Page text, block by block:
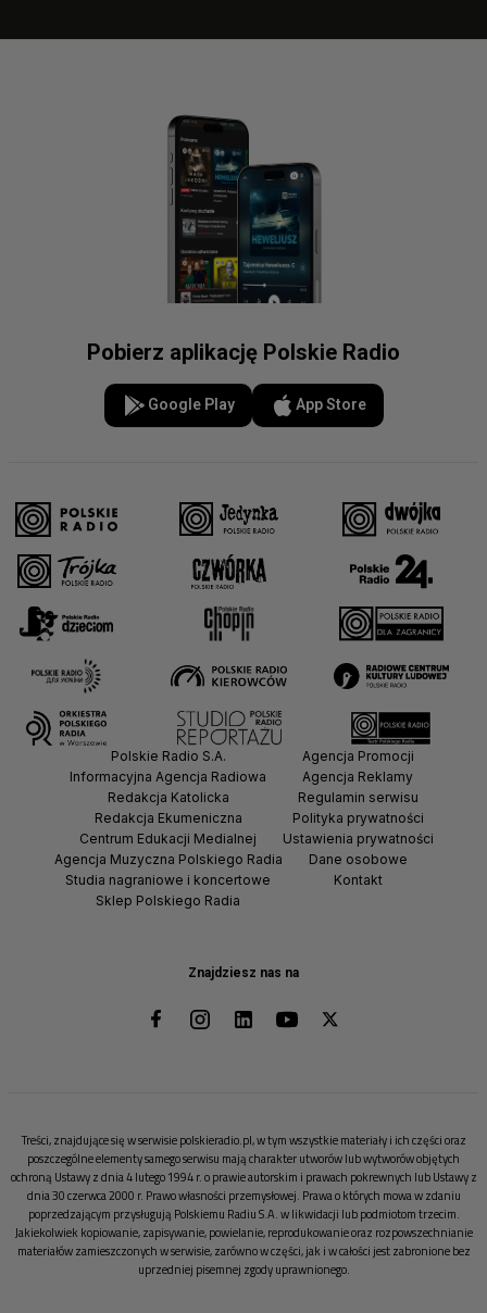
Pobierz aplikację Polskie Radio
Google Play App Store
Znajdziesz nas na
Polskie Radio S.A.
Informacyjna Agencja Radiowa
Redakcja Katolicka
Redakcja Ekumeniczna
Centrum Edukacji Medialnej
Agencja Muzyczna Polskiego Radia
Studia nagraniowe i koncertowe
Sklep Polskiego Radia
Agencja Promocji
Agencja Reklamy
Regulamin serwisu
Polityka prywatności
Ustawienia prywatności
Dane osobowe
Kontakt
Treści, znajdujące się w serwisie polskieradio.pl, w tym wszystkie materiały i ich części oraz
poszczególne elementy samego serwisu mają charakter utworów lub wytworów objętych
ochroną Ustawy z dnia 4 lutego 1994 r. o prawie autorskim i prawach pokrewnych lub Ustawy z
dnia 30 czerwca 2000 r. Prawo własności przemysłowej. Prawa o których mowa w zdaniu
poprzedzającym przysługują Polskiemu Radiu S.A. w likwidacji lub podmiotom trzecim.
Jakiekolwiek kopiowanie, zapisywanie, powielanie, reprodukowanie oraz rozpowszechnianie
materiałów zamieszczonych w serwisie, zarówno w części, jak i w całości jest zabronione bez
uprzedniej pisemnej zgody uprawnionego.